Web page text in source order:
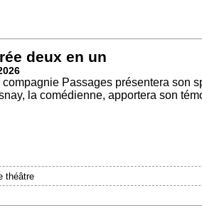
deux en un
compagnie Passages présentera son
la comédienne, apportera son
théâtre